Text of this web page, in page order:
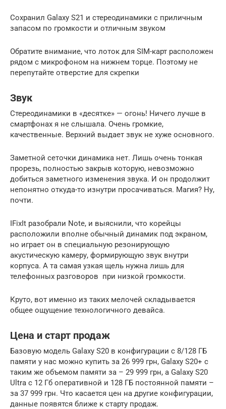
Сохранил Galaxy S21 и стереодинамики с приличным
запасом по громкости и отличным звуком
Обратите внимание, что лоток для SIM-карт расположен
рядом с микрофоном на нижнем торце. Поэтому не
перепутайте отверстие для скрепки
Звук
Стереодинамики в «десятке» — огонь! Ничего лучше в
смартфонах я не слышала. Очень громкие,
качественные. Верхний выдает звук не хуже основного.
Заметной сеточки динамика нет. Лишь очень тонкая
прорезь, полностью закрыв которую, невозможно
добиться заметного изменения звука. И он продолжит
непонятно откуда-то изнутри просачиваться. Магия? Ну,
почти.
IFixIt разобрали Note, и выяснили, что корейцы
расположили вполне обычный динамик под экраном,
но играет он в специальную резонирующую
акустическую камеру, формирующую звук внутри
корпуса. А та самая узкая щель нужна лишь для
телефонных разговоров при низкой громкости.
Круто, вот именно из таких мелочей складывается
общее ощущение технологичного девайса.
Цена и старт продаж
Базовую модель Galaxy S20 в конфигурации с 8/128 ГБ
памяти у нас можно купить за 26 999 грн, Galaxy S20+ с
таким же объемом памяти за – 29 999 грн, а Galaxy S20
Ultra с 12 Гб оперативной и 128 ГБ постоянной памяти –
за 37 999 грн. Что касается цен на другие конфигурации,
данные появятся ближе к старту продаж.